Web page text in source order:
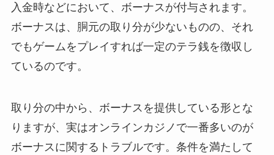
入金時などにおいて、ボーナスが付与されます。
ボーナスは、胴元の取り分が少ないものの、それ
でもゲームをプレイすれば一定のテラ銭を徴収し
ているのです。
取り分の中から、ボーナスを提供している形とな
りますが、実はオンラインカジノで一番多いのが
ボーナスに関するトラブルです。条件を満たして